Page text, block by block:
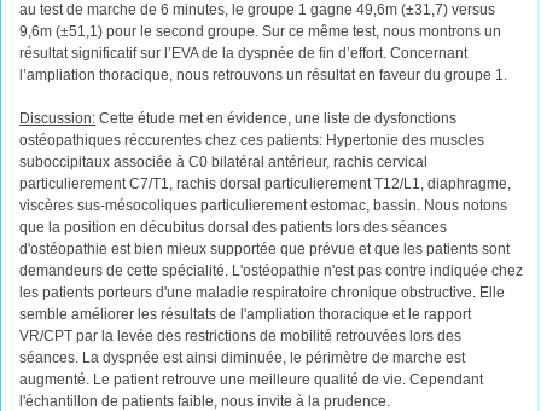
au test de marche de 6 minutes, le groupe 1 gagne 49,6m (±31,7) versus
9,6m (±51,1) pour le second groupe. Sur ce même test, nous montrons un
résultat significatif sur l’EVA de la dyspnée de fin d’effort. Concernant
l’ampliation thoracique, nous retrouvons un résultat en faveur du groupe 1.
Discussion: Cette étude met en évidence, une liste de dysfonctions
ostéopathiques réccurentes chez ces patients: Hypertonie des muscles
suboccipitaux associée à C0 bilatéral antérieur, rachis cervical
particulierement C7/T1, rachis dorsal particulierement T12/L1, diaphragme,
viscères sus-mésocoliques particulierement estomac, bassin. Nous notons
que la position en décubitus dorsal des patients lors des séances
d'ostéopathie est bien mieux supportée que prévue et que les patients sont
demandeurs de cette spécialité. L'ostéopathie n'est pas contre indiquée chez
les patients porteurs d'une maladie respiratoire chronique obstructive. Elle
semble améliorer les résultats de l'ampliation thoracique et le rapport
VR/CPT par la levée des restrictions de mobilité retrouvées lors des
séances. La dyspnée est ainsi diminuée, le périmètre de marche est
augmenté. Le patient retrouve une meilleure qualité de vie. Cependant
l'échantillon de patients faible, nous invite à la prudence.